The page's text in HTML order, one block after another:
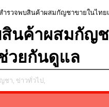
ำรวจพบสินค้าผสมกัญชาขายในไทย
นค้าผสมกัญ
วยกันดูแล
ชา, ข่าวทั่วไป,